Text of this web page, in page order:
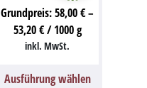
Grundpreis:58,00€–
53,20€/1000g
inkl. MwSt.
Ausführung wählen